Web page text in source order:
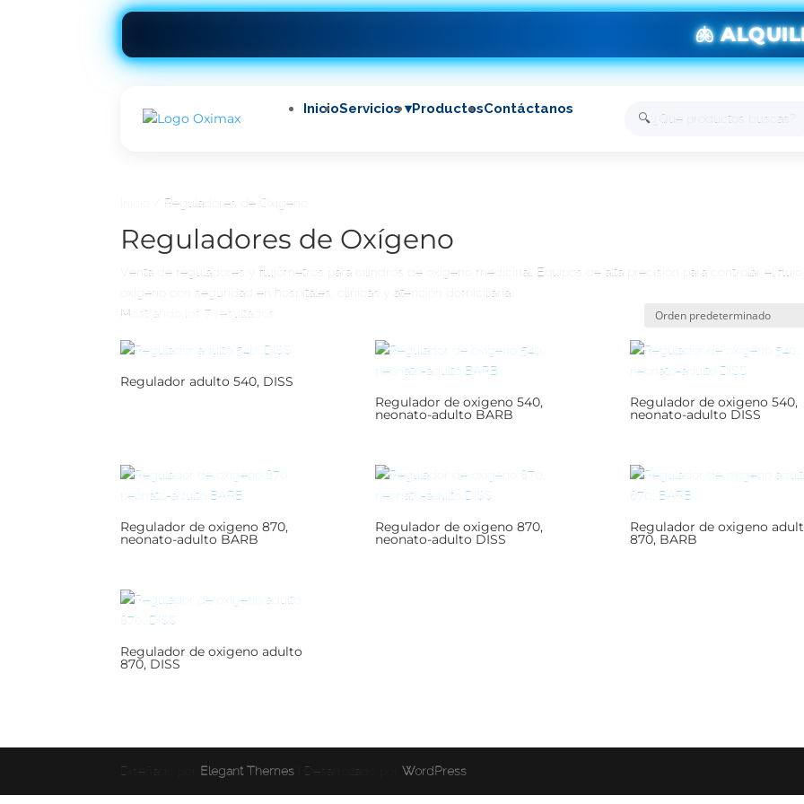
🫁
InicioServicios ▾ProductosContáctanos
🔍
Inicio / Reguladores de Oxígeno
Reguladores de Oxígeno
Venta de reguladores y flujómetros para cilindros de oxígeno medicinal. Equipos de alta precisión para controlar el
oxígeno con seguridad en hospitales, clínicas y atención domiciliaria.
Mostrando los 7 resultados
Regulador adulto 540, DISS
Regulador de oxigeno 540,
neonato-adulto BARB
Regulador de oxigeno 540,
neonato-adulto DISS
Regulador de oxigeno 870,
neonato-adulto BARB
Regulador de oxigeno 870,
neonato-adulto DISS
Regulador de oxigeno
870, BARB
Regulador de oxigeno adulto
870, DISS
Diseñado por Elegant Themes | Desarrollado porWordPress